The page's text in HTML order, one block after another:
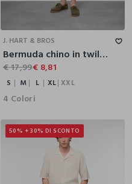
XXL
J. HART & BROS
Bermuda chino in twill di cotone uomo
€ 17,99€ 8,81
S M L XL XXL
4 Colori
50% + 30% DI SCONTO